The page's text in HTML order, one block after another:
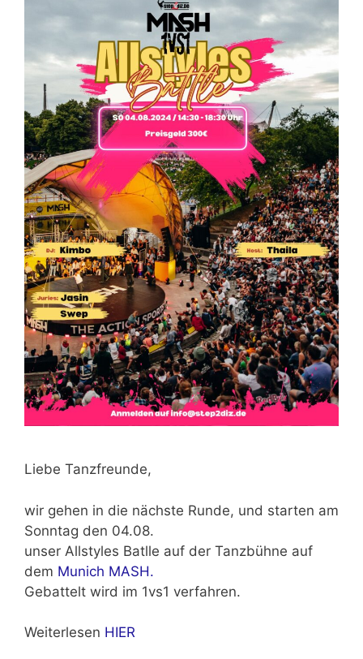
Liebe Tanzfreunde,
wir gehen in die nächste Runde, und starten am
Sonntag den 04.08.
unser Allstyles Batlle auf der Tanzbühne auf
dem Munich MASH.
Gebattelt wird im 1vs1 verfahren.
Weiterlesen HIER